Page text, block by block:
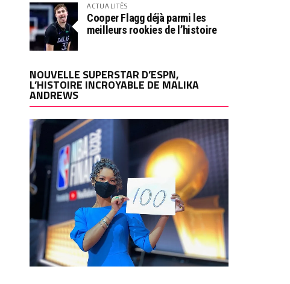
ACTUALITÉS
Cooper Flagg déjà parmi les
meilleurs rookies de l’histoire
NOUVELLE SUPERSTAR D’ESPN,
L’HISTOIRE INCROYABLE DE MALIKA
ANDREWS